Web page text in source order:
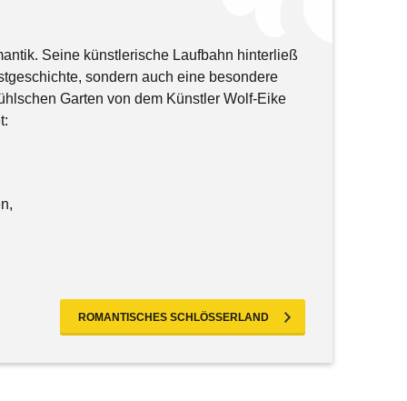
Seine künstlerische Laufbahn hinterließ
sondern auch eine besondere
Garten von dem Künstler Wolf-Eike
ROMANTISCHES SCHLÖSSERLAND